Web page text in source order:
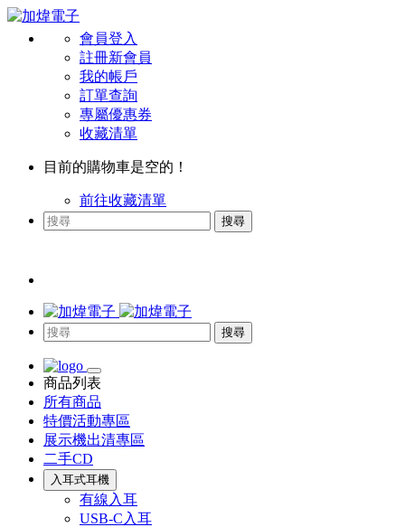
會員登入
註冊新會員
我的帳戶
訂單查詢
專屬優惠券
收藏清單
目前的購物車是空的！
前往收藏清單
搜尋
搜尋
商品列表
所有商品
特價活動專區
展示機出清專區
二手CD
入耳式耳機
有線入耳
USB-C入耳